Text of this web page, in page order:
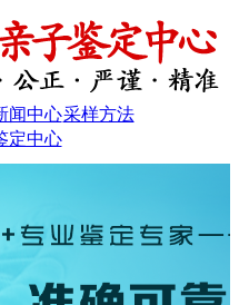
闻中心采样方法
定中心